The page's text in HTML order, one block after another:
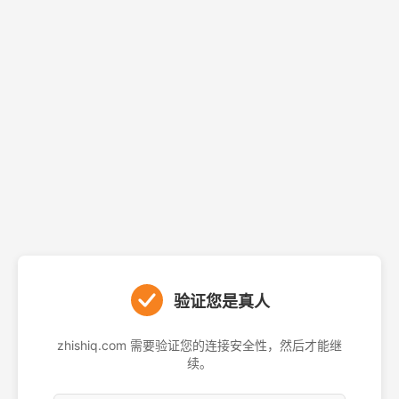
验证您是真人
zhishiq.com 需要验证您的连接安全性，然后才能继
续。